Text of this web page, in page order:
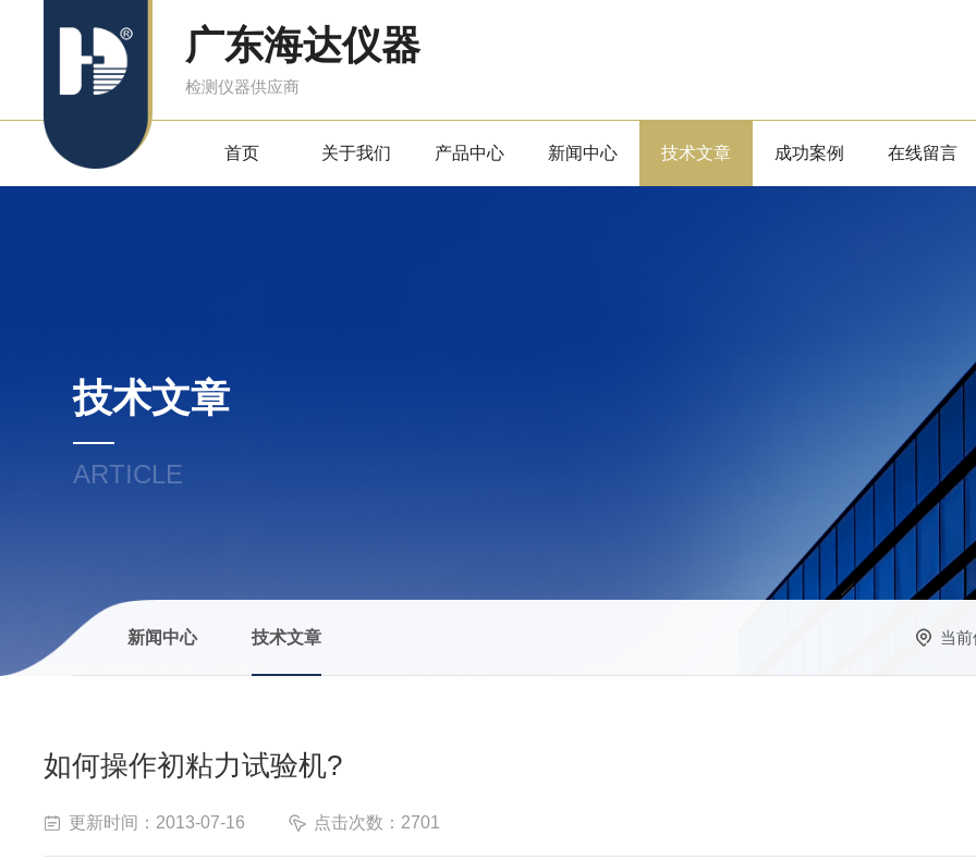
广东海达仪器
检测仪器供应商
首页 关于我们 产品中心 新闻中心 技术文章 成功案例 在线留言
技术文章
ARTICLE
新闻中心 技术文章 当前
如何操作初粘力试验机?
更新时间：2013-07-16 点击次数：2701